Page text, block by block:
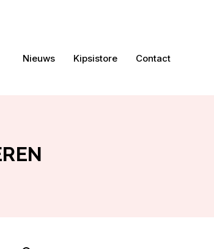
Nieuws Kipsistore Contact